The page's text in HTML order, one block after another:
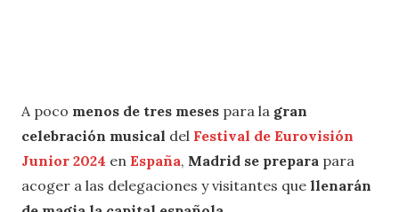
A poco menos de tres meses para la gran
celebración musical del Festival de Eurovisión
Junior 2024 en España, Madrid se prepara para
acoger a las delegaciones y visitantes que llenarán